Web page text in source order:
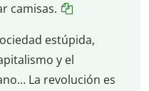
camisas.
estúpida,
y el
La revolución es